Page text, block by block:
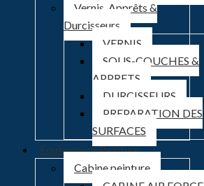
Vernis, Apprêts &
Durcisseurs
VERNIS
SOUS-COUCHES &
APPRETS
DURCISSEURS
PREPARATION DES
SURFACES
Équipement Peinture
Cabine peinture